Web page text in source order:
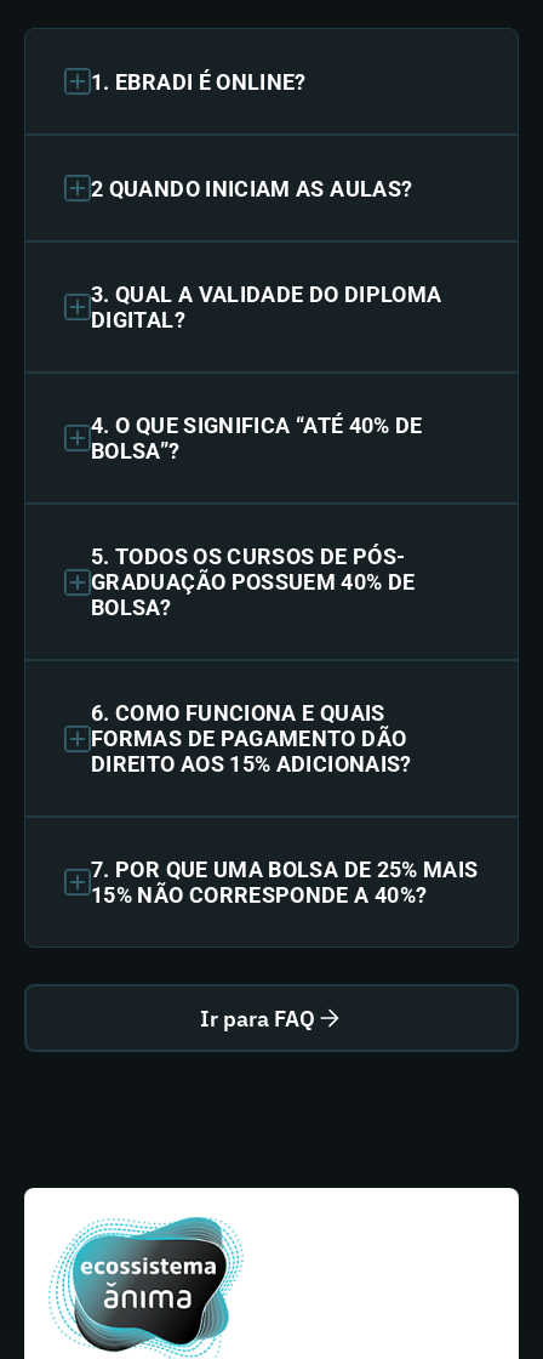
1. EBRADI É ONLINE?
2 QUANDO INICIAM AS AULAS?
3. QUAL A VALIDADE DO DIPLOMA
DIGITAL?
4. O QUE SIGNIFICA “ATÉ 40% DE
BOLSA”?
5. TODOS OS CURSOS DE PÓS-
GRADUAÇÃO POSSUEM 40% DE
BOLSA?
6. COMO FUNCIONA E QUAIS
FORMAS DE PAGAMENTO DÃO
DIREITO AOS 15% ADICIONAIS?
7. POR QUE UMA BOLSA DE 25% MAIS
15% NÃO CORRESPONDE A 40%?
Ir para FAQ